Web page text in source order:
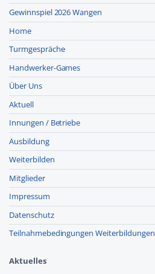
Gewinnspiel 2026 Wangen
Home
Turmgespräche
Handwerker-Games
Über Uns
Aktuell
Innungen / Betriebe
Ausbildung
Weiterbilden
Mitglieder
Impressum
Datenschutz
Teilnahmebedingungen Weiterbildungen
Aktuelles